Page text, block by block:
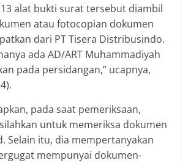
alat bukti surat tersebut diambil
atau fotocopian dokumen
dari PT Tisera Distribusindo.
ada AD/ART Muhammadiyah
pada persidangan,” ucapnya,
pada saat pemeriksaan,
untuk memeriksa dokumen
Selain itu, dia mempertanyakan
mempunyai dokumen-